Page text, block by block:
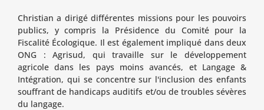
Christian a dirigé différentes missions pour les pouvoirs
publics, y compris la Présidence du Comité pour la
Fiscalité Écologique. Il est également impliqué dans deux
ONG : Agrisud, qui travaille sur le développement
agricole dans les pays moins avancés, et Langage &
Intégration, qui se concentre sur l'inclusion des enfants
souffrant de handicaps auditifs et/ou de troubles sévères
du langage.